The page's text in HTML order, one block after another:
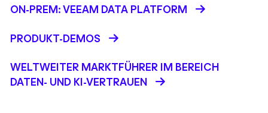
ON-PREM: VEEAM DATA PLATFORM
PRODUKT-DEMOS
WELTWEITER MARKTFÜHRER IM BEREICH
DATEN- UND KI-VERTRAUEN